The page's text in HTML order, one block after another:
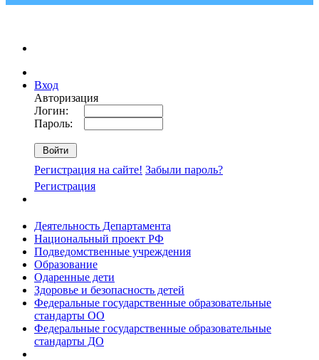
Вход
Авторизация
Логин:
Пароль:
Регистрация на сайте! Забыли пароль?
Регистрация
Деятельность Департамента
Национальный проект РФ
Подведомственные учреждения
Образование
Одаренные дети
Здоровье и безопасность детей
Федеральные государственные образовательные
стандарты ОО
Федеральные государственные образовательные
стандарты ДО